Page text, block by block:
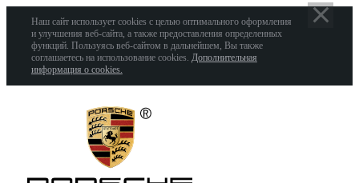
Наш сайт использует cookies с целью оптимального оформления
и улучшения веб-сайта, а также предоставления определенных
функций. Пользуясь веб-сайтом в дальнейшем, Вы также
соглашаетесь на использование cookies. Дополнительная
информация о cookies.